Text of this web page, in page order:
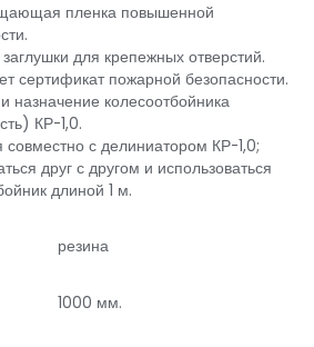
пленка повышенной
для крепежных отверстий.
сертификат пожарной безопасности.
назначение колесоотбойника
КР-1,0.
совместно с делиниатором КР-1,0;
друг с другом и использоваться
длиной 1 м.
резина
1000 мм.